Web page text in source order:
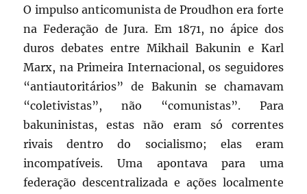
O impulso anticomunista de Proudhon era forte
na Federação de Jura. Em 1871, no ápice dos
duros debates entre Mikhail Bakunin e Karl
Marx, na Primeira Internacional, os seguidores
“antiautoritários” de Bakunin se chamavam
“coletivistas”, não “comunistas”. Para
bakuninistas, estas não eram só correntes
rivais dentro do socialismo; elas eram
incompatíveis. Uma apontava para uma
federação descentralizada e ações localmente